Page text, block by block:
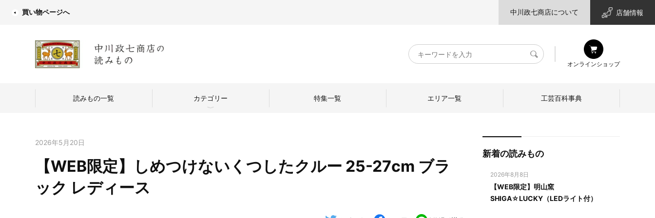
買い物ページへ 中川政七商店について 店舗情報
キ
ー
検
オンラインショップ
読みもの一覧 カテゴリー
中川政七商店のものづくり 日本の暮らし 中川政七商店のひと
特集一覧 エリア一覧 工芸百科事典
2026年5月20日
【WEB限定】しめつけないくつしたクルー 25-27cm ブラ
ック レディース
新着の読みもの
2026年8月8日
【WEB限定】明山窯
SHIGA☆LUCKY（LEDライト付）